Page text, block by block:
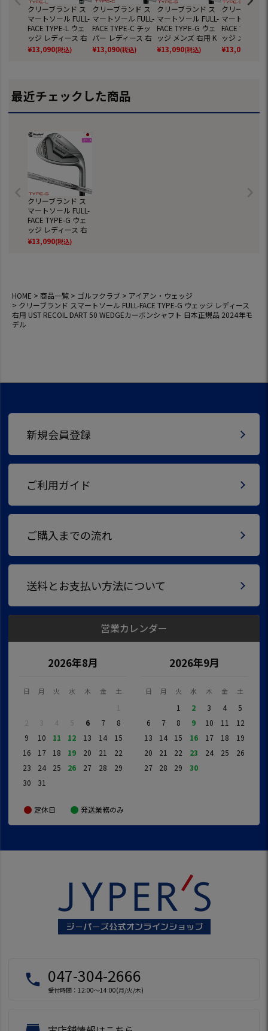
クリーブランド ス
マートソール FULL-
FACE TYPE-L ウェ
ッジ レディース 右
用 UST RECOIL DAR
T 50 WEDGEカーボ
¥13,090(税込)
クリーブランド ス
マートソール FULL-
FACE TYPE-C チッ
パー レディース 右
用 UST RECOIL DAR
T 50 WEDGEカーボ
¥13,090(税込)
クリーブランド ス
マートソール FULL-
FACE TYPE-G ウェ
ッジ メンズ 右用 K
BS Hi-Rev MAX105
スチールシャフト
¥13,090(税込)
クリーブラン
マートソール
FACE TYPE-S
ッジ メンズ
BS Hi-Rev
スチールシャ
¥13,090
最近チェックした商品
クリーブランド ス
マートソール FULL-
FACE TYPE-G ウェ
ッジ レディース 右
用 UST RECOIL DAR
T 50 WEDGEカーボ
¥13,090(税込)
HOME 商品一覧 ゴルフクラブ
アイアン・ウェッジ
クリーブランド スマートソール FULL-FACE TYPE-G ウェッジ レディース
右用 UST RECOIL DART 50 WEDGEカーボンシャフト 日本正規品 2024年モ
デル
新規会員登録
ご利用ガイド
ご購入までの流れ
送料とお支払い方法について
営業カレンダー
2026年8月
日 月 火 水 木 金 土
1
2
3 4 5 6 7
8
9
10 11 12 13 14
15
16
17 18 19 20 21
22
23
24 25 26 27 28
29
30
31
2026年9月
日 月 火 水 木 金 土
1 2 3 4
5
6
7 8 9 10 11
12
13
14 15 16 17 18
19
20
21 22 23 24 25
26
27
28 29 30
定休日 発送業務のみ
local_phone 047-304-2666
受付時間：12:00～14:00(月/火/木)